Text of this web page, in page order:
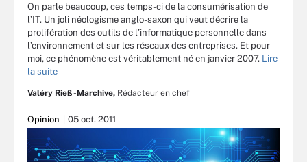
On parle beaucoup, ces temps-ci de la consumérisation de
l’IT. Un joli néologisme anglo-saxon qui veut décrire la
prolifération des outils de l’informatique personnelle dans
l’environnement et sur les réseaux des entreprises. Et pour
moi, ce phénomène est véritablement né en janvier 2007. Lire
la suite
Valéry Rieß-Marchive, Rédacteur en chef
Opinion 05 oct. 2011